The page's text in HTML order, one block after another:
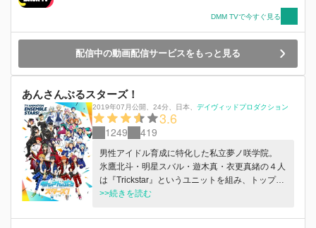
DMM TVで今すぐ見る
配信中の動画配信サービスをもっと見る
あんさんぶるスターズ！
2019年07月公開、 24分、 日本、 デイヴィッドプロダクション
3.6
1249 419
男性アイドル育成に特化した私立夢ノ咲学院。
氷鷹北斗・明星スバル・遊木真・衣更真緒の４人
は『Trickstar』というユニットを組み、トップア
イドルを目指し、日々レッスンに励んでいる。
互いの魅力を競いあうライブイベント、通称『ド
>>続きを読む